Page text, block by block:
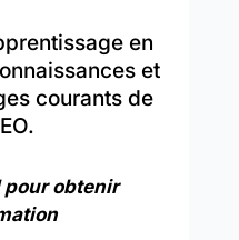
en
et
courants de
pour obtenir